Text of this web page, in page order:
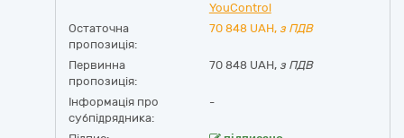
YouControl
Остаточна
пропозиція:
70 848 UAH, з ПДВ
Первинна
пропозиція:
70 848 UAH, з ПДВ
Інформація про
субпідрядника:
-